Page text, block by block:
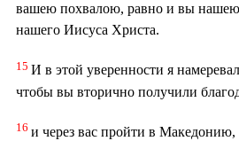
вашею похвалою, равно и вы
нашего Иисуса Христа.
15 И в этой уверенности я
чтобы вы вторично получили
16 и через вас пройти в